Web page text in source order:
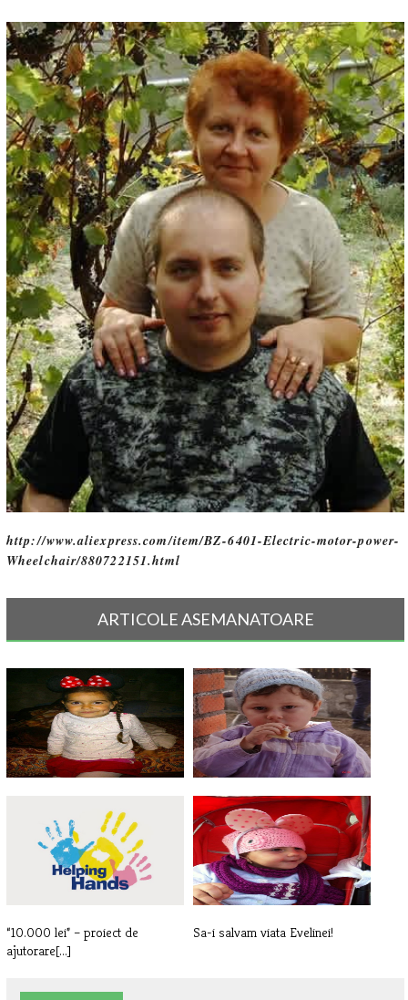
http://www.aliexpress.com/item/BZ-6401-Electric-motor-power-
Wheelchair/880722151.html
ARTICOLE ASEMANATOARE
Umple cosul iepurasului -
campanie[...]
“10.000 lei” – proiect de
ajutorare[...]
Sa-i salvam viata Evelinei!